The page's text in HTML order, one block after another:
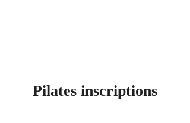
Pilates inscriptions